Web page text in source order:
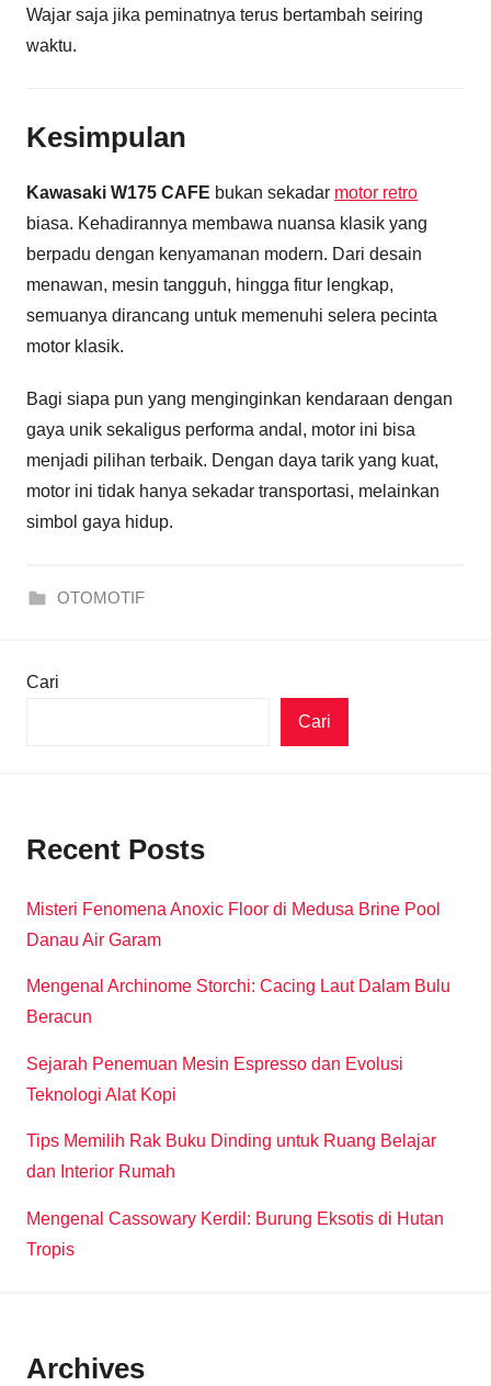
Wajar saja jika peminatnya terus bertambah seiring
waktu.
Kesimpulan
Kawasaki W175 CAFE bukan sekadar motor retro
biasa. Kehadirannya membawa nuansa klasik yang
berpadu dengan kenyamanan modern. Dari desain
menawan, mesin tangguh, hingga fitur lengkap,
semuanya dirancang untuk memenuhi selera pecinta
motor klasik.
Bagi siapa pun yang menginginkan kendaraan dengan
gaya unik sekaligus performa andal, motor ini bisa
menjadi pilihan terbaik. Dengan daya tarik yang kuat,
motor ini tidak hanya sekadar transportasi, melainkan
simbol gaya hidup.
OTOMOTIF
Cari
Cari
Recent Posts
Misteri Fenomena Anoxic Floor di Medusa Brine Pool
Danau Air Garam
Mengenal Archinome Storchi: Cacing Laut Dalam Bulu
Beracun
Sejarah Penemuan Mesin Espresso dan Evolusi
Teknologi Alat Kopi
Tips Memilih Rak Buku Dinding untuk Ruang Belajar
dan Interior Rumah
Mengenal Cassowary Kerdil: Burung Eksotis di Hutan
Tropis
Archives